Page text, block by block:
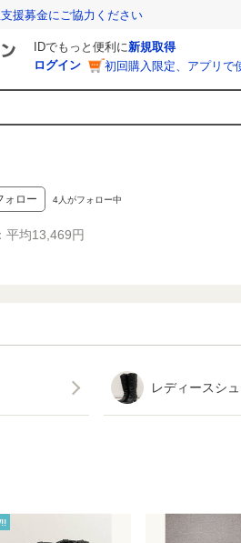
援募金にご協力ください
IDでもっと便利に新規取得
ログイン
初回購入限定、アプリで
ォロー 4人がフォロー中
平均13,469円
レディースシ